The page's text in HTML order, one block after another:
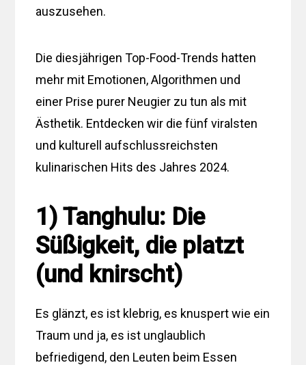
auszusehen.
Die diesjährigen Top-Food-Trends hatten
mehr mit Emotionen, Algorithmen und
einer Prise purer Neugier zu tun als mit
Ästhetik. Entdecken wir die fünf viralsten
und kulturell aufschlussreichsten
kulinarischen Hits des Jahres 2024.
1) Tanghulu: Die
Süßigkeit, die platzt
(und knirscht)
Es glänzt, es ist klebrig, es knuspert wie ein
Traum und ja, es ist unglaublich
befriedigend, den Leuten beim Essen